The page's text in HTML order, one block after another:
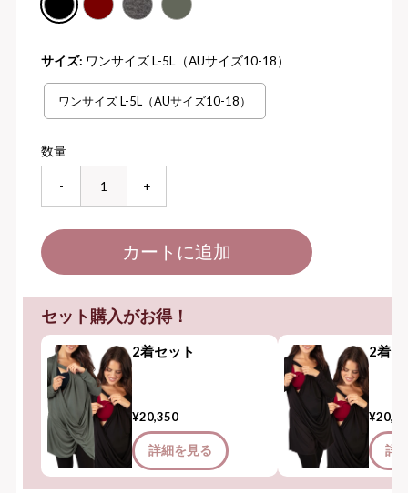
サイズ: ワンサイズ L-5L（AUサイズ10-18）
ワンサイズ L-5L（AUサイズ10-18）
数量
- +
セット購入がお得！
2着セット
¥20,350
詳細を見る
2着セ
詳